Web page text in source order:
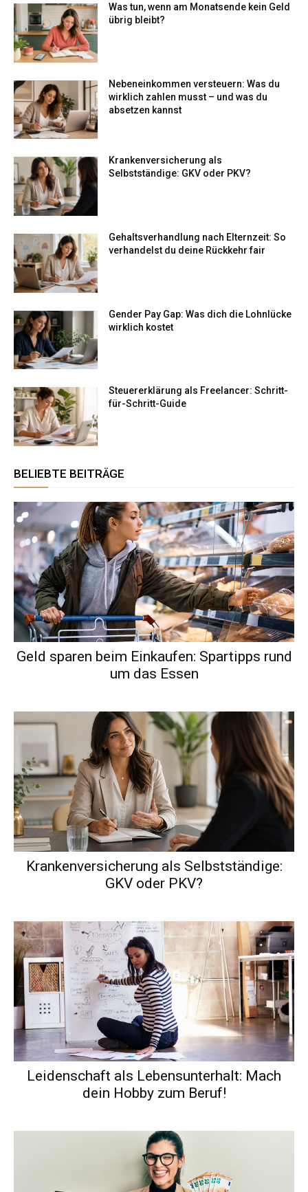
Was tun, wenn am Monatsende kein Geld
übrig bleibt?
Nebeneinkommen versteuern: Was du
wirklich zahlen musst – und was du
absetzen kannst
Krankenversicherung als
Selbstständige: GKV oder PKV?
Gehaltsverhandlung nach Elternzeit: So
verhandelst du deine Rückkehr fair
Gender Pay Gap: Was dich die Lohnlücke
wirklich kostet
Steuererklärung als Freelancer: Schritt-
für-Schritt-Guide
BELIEBTE BEITRÄGE
Geld sparen beim Einkaufen: Spartipps rund
um das Essen
Krankenversicherung als Selbstständige:
GKV oder PKV?
Leidenschaft als Lebensunterhalt: Mach
dein Hobby zum Beruf!